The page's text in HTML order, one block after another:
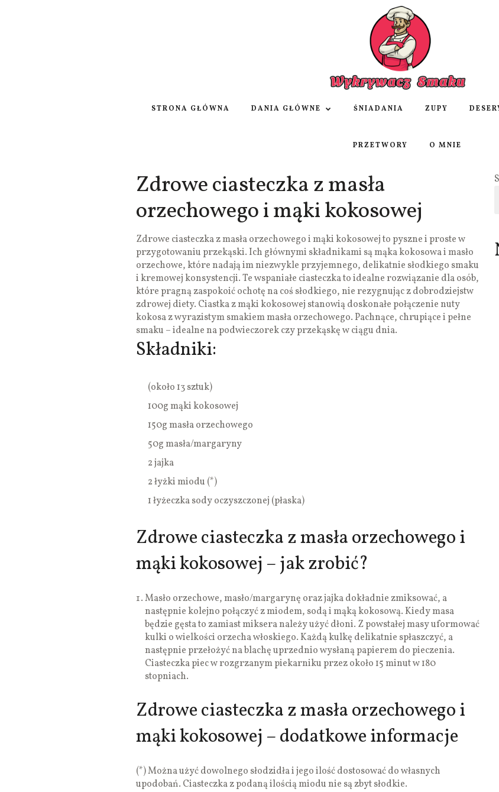
STRONA GŁÓWNA DANIA GŁÓWNE ŚNIADANIA ZUPY
PRZETWORY O MNIE
Zdrowe ciasteczka z masła
orzechowego i mąki kokosowej
Zdrowe ciasteczka z masła orzechowego i mąki kokosowej to pyszne i proste w
przygotowaniu przekąski. Ich głównymi składnikami są mąka kokosowa i masło
orzechowe, które nadają im niezwykle przyjemnego, delikatnie słodkiego smaku
i kremowej konsystencji. Te wspaniałe ciasteczka to idealne rozwiązanie dla osób,
które pragną zaspokoić ochotę na coś słodkiego, nie rezygnując z dobrodziejstw
zdrowej diety. Ciastka z mąki kokosowej stanowią doskonałe połączenie nuty
kokosa z wyrazistym smakiem masła orzechowego. Pachnące, chrupiące i pełne
smaku – idealne na podwieczorek czy przekąskę w ciągu dnia.
Składniki:
(około 13 sztuk)
100g mąki kokosowej
150g masła orzechowego
50g masła/margaryny
2 jajka
2 łyżki miodu (*)
1 łyżeczka sody oczyszczonej (płaska)
Zdrowe ciasteczka z masła orzechowego i
mąki kokosowej – jak zrobić?
Masło orzechowe, masło/margarynę oraz jajka dokładnie zmiksować, a
następnie kolejno połączyć z miodem, sodą i mąką kokosową. Kiedy masa
będzie gęsta to zamiast miksera należy użyć dłoni. Z powstałej masy uformować
kulki o wielkości orzecha włoskiego. Każdą kulkę delikatnie spłaszczyć, a
następnie przełożyć na blachę uprzednio wysłaną papierem do pieczenia.
Ciasteczka piec w rozgrzanym piekarniku przez około 15 minut w 180
stopniach.
Zdrowe ciasteczka z masła orzechowego i
mąki kokosowej – dodatkowe informacje
(*) Można użyć dowolnego słodzidła i jego ilość dostosować do własnych
upodobań. Ciasteczka z podaną ilością miodu nie są zbyt słodkie.